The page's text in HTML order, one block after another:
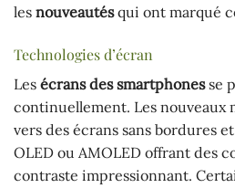
les nouveautésqui ont marqué
Technologies d’écran
Les écrans des smartphonesse
continuellement. Les nouveaux
vers des écrans sans bordures
OLED ou AMOLED offrant des
contraste impressionnant.